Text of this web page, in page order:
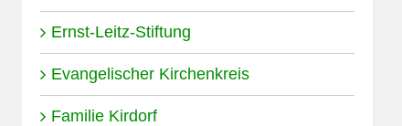
Ernst-Leitz-Stiftung
Evangelischer Kirchenkreis
Familie Kirdorf